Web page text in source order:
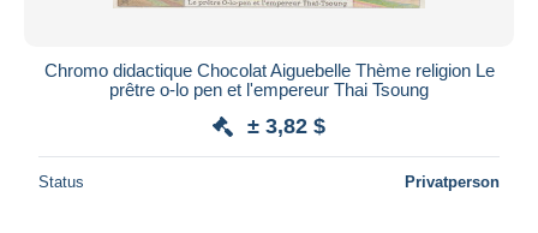
Mastercard
iDeal
Wohnsitz des Verkäufers
Chromo didactique Chocolat Aiguebelle Thème religion Le
prêtre o-lo pen et l'empereur Thai Tsoung
± 3,82 $
Status Privatperson